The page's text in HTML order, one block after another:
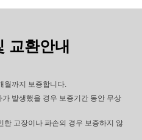
교환안내
월까지 보증합니다.
발생했을 경우 보증기간 동안 무상
한 고장이나 파손의 경우 보증하지 않